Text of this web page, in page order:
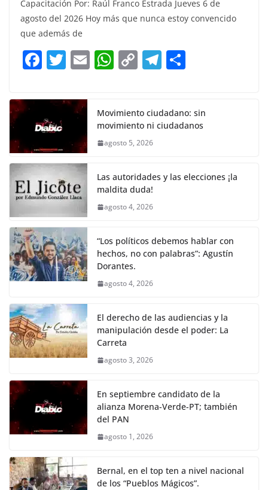
c
e
b
o
k
itt
er
ai at
A
p
p
Li
n
e
a
m
ar
e
Capacitación Por: Raúl Franco Estrada Jueves 6 de
agosto del 2026 Hoy más que nunca estoy convencido
que además de
F
c
e
b
o
o
k
T
itt
er
E W
s
A
p
C
y
Li
k
T
gr
a
e
Movimiento ciudadano: sin
movimiento ni ciudadanos
agosto 5, 2026
Las autoridades y las elecciones ¡la
maldita duda!
agosto 4, 2026
“Los políticos debemos hablar con
hechos, no con palabras”: Agustín
Dorantes.
agosto 4, 2026
El derecho de las audiencias y la
manipulación desde el poder: La
Carreta
agosto 3, 2026
En septiembre candidato de la
alianza Morena-Verde-PT; también
del PAN
agosto 1, 2026
Bernal, en el top ten a nivel nacional
de los “Pueblos Mágicos”.